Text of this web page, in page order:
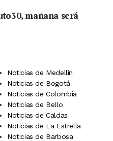
mañana será
Noticias de Medellín
Noticias de Bogotá
Noticias de Colombia
Noticias de Bello
Noticias de Caldas
Noticias de La Estrella
Noticias de Barbosa